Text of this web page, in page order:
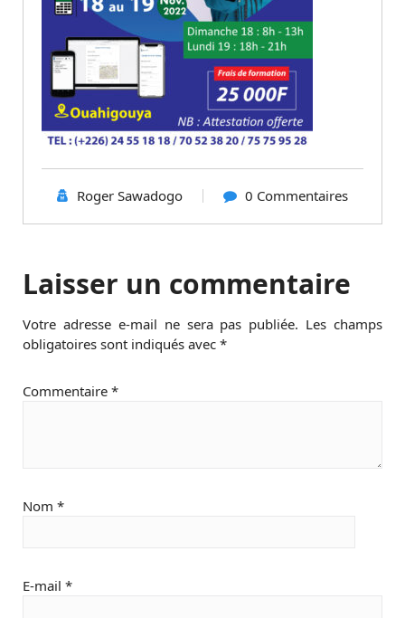
Roger Sawadogo 0 Commentaires
Laisser un commentaire
Votre adresse e-mail ne sera pas publiée. Les champs
obligatoires sont indiqués avec *
Commentaire *
Nom *
E-mail *